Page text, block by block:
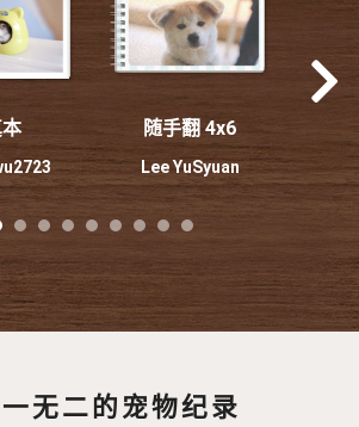
随手翻 4x6
Lee YuSyuan
无二的宠物纪录